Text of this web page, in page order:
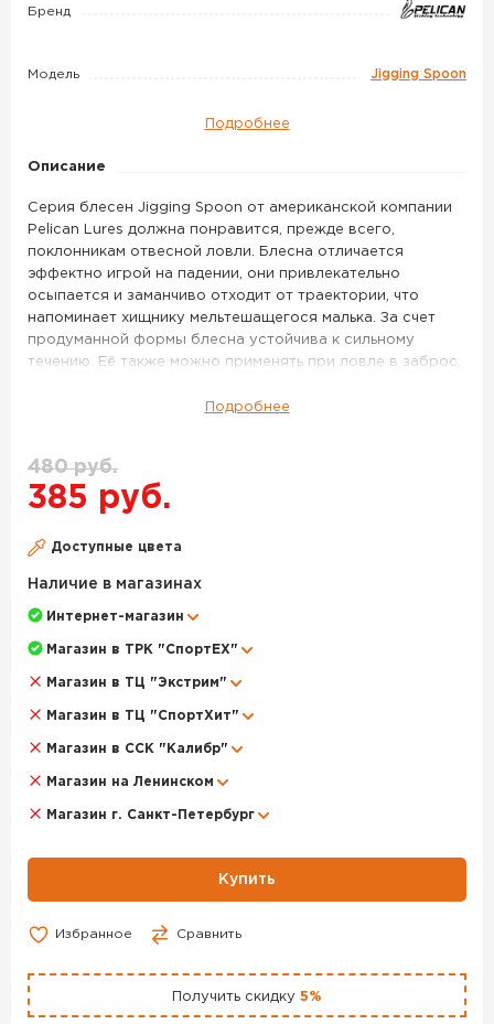
Jigging
7
J
Cards
Бренд
Модель Jigging Spoon
Подробнее
Описание
Серия блесен Jigging Spoon от американской компании
Pelican Lures должна понравится, прежде всего,
поклонникам отвесной ловли. Блесна отличается
эффектно игрой на падении, они привлекательно
осыпается и заманчиво отходит от траектории, что
напоминает хищнику мельтешащегося малька. За счет
продуманной формы блесна устойчива к сильному
течению. Её также можно применять при ловле в заброс.
морскими рыбами. Главная особенность блесен от
бешенные, кислотные тона, и натуральные цвета, и
сувенирные (с флагами стран), и даже настоящие
произведения искусства, которым в пору выставляться
на престижных выставках живописи.
интернет-магазине BigGame по цене 385 руб. с
доставкой в Москве и по всей России. Для того, чтобы
позвоните по телефону +7 (495) 972-89-89
Подробнее
480 руб.
385 руб.
Доступные цвета
Наличие в магазинах
Интернет-магазин
Магазин в ТРК "СпортЕХ"
Магазин в ТЦ "Экстрим"
Магазин в ТЦ "СпортХит"
Магазин в ССК "Калибр"
Магазин на Ленинском
Магазин г. Санкт-Петербург
Купить
Избранное Сравнить
Получить скидку 5%